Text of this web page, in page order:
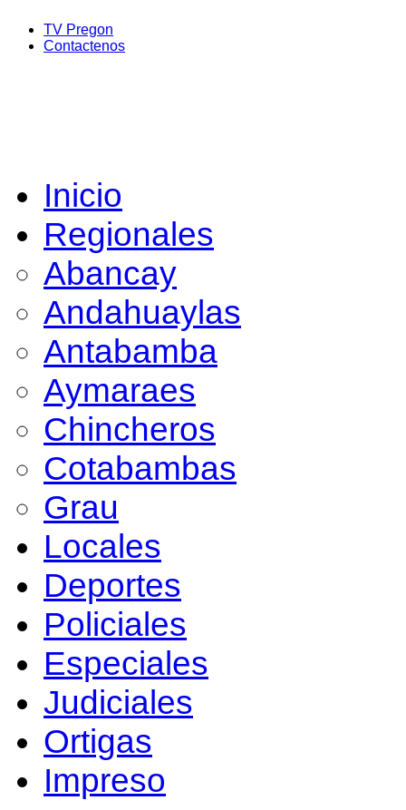
TV Pregon
Contactenos
Inicio
Regionales
Abancay
Andahuaylas
Antabamba
Aymaraes
Chincheros
Cotabambas
Grau
Locales
Deportes
Policiales
Especiales
Judiciales
Ortigas
Impreso